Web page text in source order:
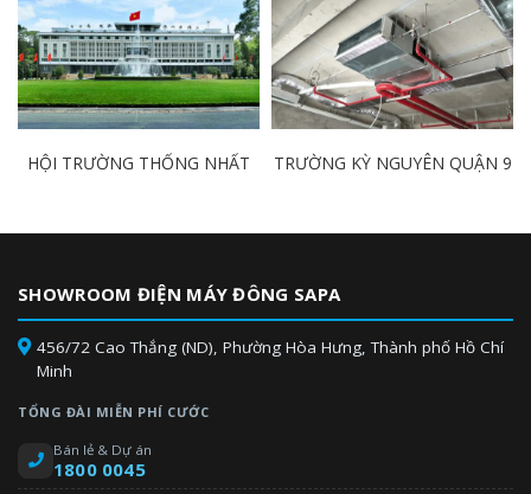
HỘI TRƯỜNG THỐNG NHẤT TRƯỜNG KỲ NGUYÊN QUẬN 9
SHOWROOM ĐIỆN MÁY ĐÔNG SAPA
456/72 Cao Thắng (ND), Phường Hòa Hưng, Thành phố Hồ Chí
Minh
TỔNG ĐÀI MIỄN PHÍ CƯỚC
Bán lẻ & Dự án
1800 0045